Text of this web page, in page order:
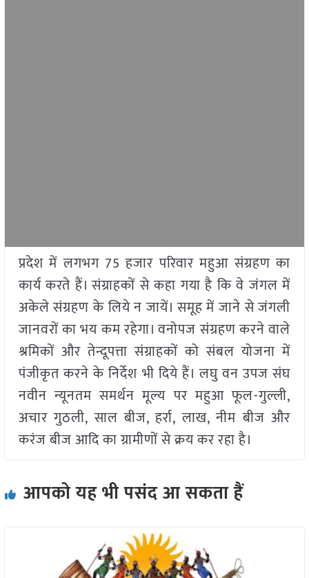
प्रदेश में लगभग 75 हजार परिवार महुआ संग्रहण का
कार्य करते हैं। संग्राहकों से कहा गया है कि वे जंगल में
अकेले संग्रहण के लिये न जायें। समूह में जाने से जंगली
जानवरों का भय कम रहेगा। वनोपज संग्रहण करने वाले
श्रमिकों और तेन्दूपत्ता संग्राहकों को संबल योजना में
पंजीकृत करने के निर्देश भी दिये हैं। लघु वन उपज संघ
नवीन न्यूनतम समर्थन मूल्य पर महुआ फूल-गुल्ली,
अचार गुठली, साल बीज, हर्रा, लाख, नीम बीज और
करंज बीज आदि का ग्रामीणों से क्रय कर रहा है।
आपको यह भी पसंद आ सकता हैं